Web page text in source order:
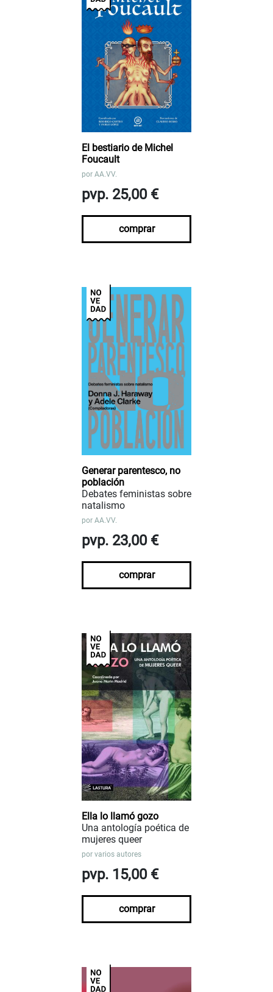
El bestiario de Michel
Foucault
por AA.VV.
pvp. 25,00 €
comprar
Generar parentesco, no
población
Debates feministas sobre
natalismo
por AA.VV.
pvp. 23,00 €
comprar
Ella lo llamó gozo
Una antología poética de
mujeres queer
por varios autores
pvp. 15,00 €
comprar